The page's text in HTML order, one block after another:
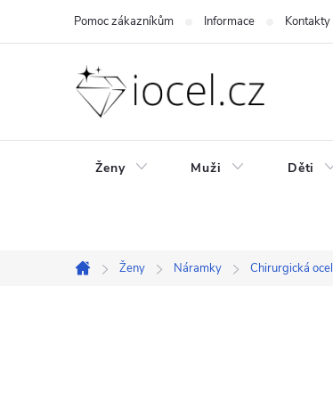
Pomoc zákazníkům Informace Kontakty
Ženy Muži Děti
Domů
Ženy Náramky Chirurgická ocel